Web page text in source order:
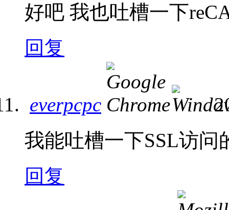
好吧 我也吐槽一下
回复
everpcpc
我能吐槽一下SSL访
回复